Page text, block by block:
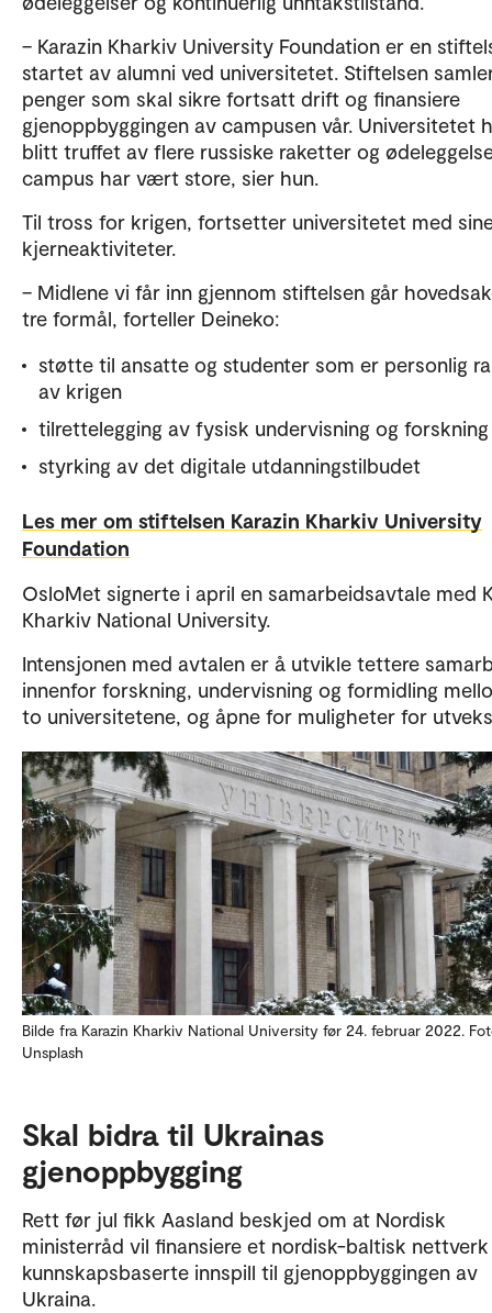
– Karazin Kharkiv University Foundation er en
startet av alumni ved universitetet. Stiftelsen
penger som skal sikre fortsatt drift og finansiere
gjenoppbyggingen av campusen vår. Universitetet
blitt truffet av flere russiske raketter og
campus har vært store, sier hun.
Til tross for krigen, fortsetter universitetet med
kjerneaktiviteter.
– Midlene vi får inn gjennom stiftelsen går
tre formål, forteller Deineko:
støtte til ansatte og studenter som er personlig
av krigen
tilrettelegging av fysisk undervisning og
styrking av det digitale utdanningstilbudet
Les mer om stiftelsen Karazin Kharkiv University
Foundation
OsloMet signerte i april en samarbeidsavtale med
Kharkiv National University.
Intensjonen med avtalen er å utvikle tettere
innenfor forskning, undervisning og formidling
to universitetene, og åpne for muligheter for
Bilde fra Karazin Kharkiv National University før 24. februar 2022.
Unsplash
Skal bidra til Ukrainas
gjenoppbygging
Rett før jul fikk Aasland beskjed om at Nordisk
ministerråd vil finansiere et nordisk-baltisk
kunnskapsbaserte innspill til gjenoppbyggingen av
Ukraina.